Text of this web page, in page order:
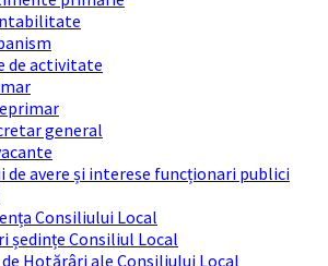
de activitate
general
de avere și interese funcționari publici
Consiliului Local
ședințe Consiliul Local
Hotărâri ale Consiliului Local